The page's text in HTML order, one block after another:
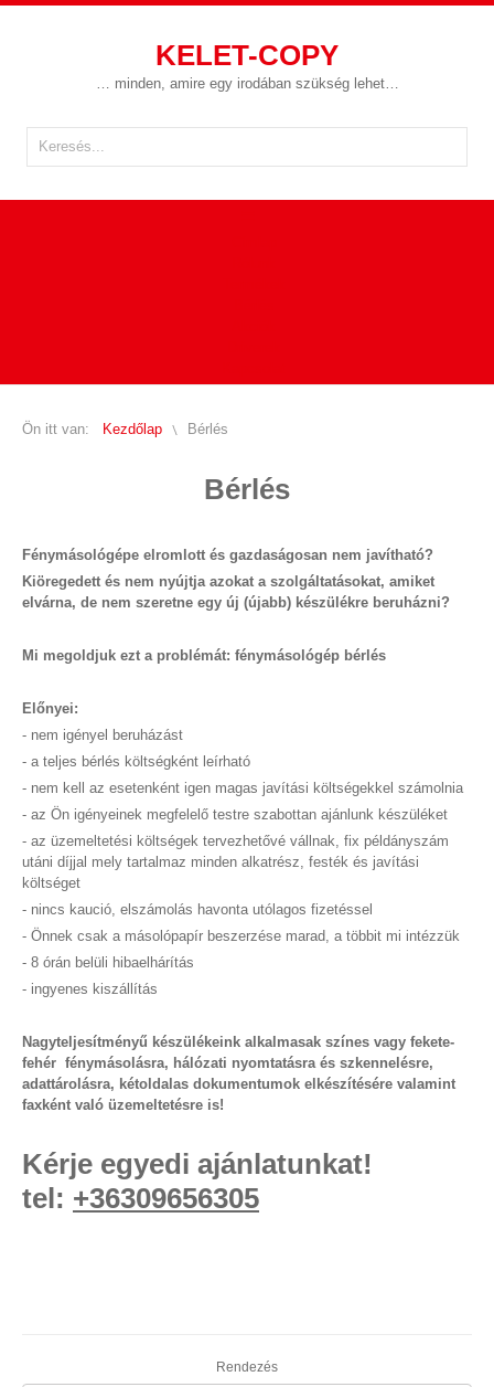
KELET-COPY
… minden, amire egy irodában szükség lehet…
Ön itt van: Kezdőlap Bérlés
Bérlés
Fénymásológépe elromlott és gazdaságosan nem javítható?
Kiöregedett és nem nyújtja azokat a szolgáltatásokat, amiket
elvárna, de nem szeretne egy új (újabb) készülékre beruházni?
Mi megoldjuk ezt a problémát: fénymásológép bérlés
Előnyei:
- nem igényel beruházást
- a teljes bérlés költségként leírható
- nem kell az esetenként igen magas javítási költségekkel számolnia
- az Ön igényeinek megfelelő testre szabottan ajánlunk készüléket
- az üzemeltetési költségek tervezhetővé vállnak, fix példányszám
utáni díjjal mely tartalmaz minden alkatrész, festék és javítási
költséget
- nincs kaució, elszámolás havonta utólagos fizetéssel
- Önnek csak a másolópapír beszerzése marad, a többit mi intézzük
- 8 órán belüli hibaelhárítás
- ingyenes kiszállítás
Nagyteljesítményű készülékeink alkalmasak színes vagy fekete-
fehér fénymásolásra, hálózati nyomtatásra és szkennelésre,
adattárolásra, kétoldalas dokumentumok elkészítésére valamint
faxként való üzemeltetésre is!
Kérje egyedi ajánlatunkat!
tel: +36309656305
Rendezés